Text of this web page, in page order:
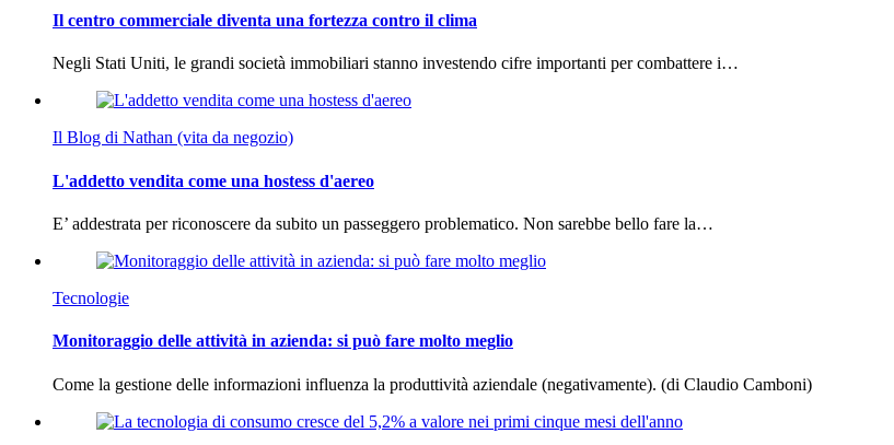
Il centro commerciale diventa una fortezza contro il clima
Negli Stati Uniti, le grandi società immobiliari stanno investendo cifre importanti per combattere i…
Il Blog di Nathan (vita da negozio)
L'addetto vendita come una hostess d'aereo
E’ addestrata per riconoscere da subito un passeggero problematico. Non sarebbe bello fare la…
Tecnologie
Monitoraggio delle attività in azienda: si può fare molto meglio
Come la gestione delle informazioni influenza la produttività aziendale (negativamente). (di Claudio Camboni)